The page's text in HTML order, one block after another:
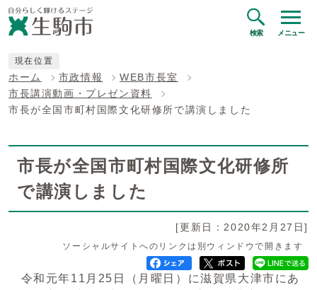
検索 メニュー
現在位置
ホーム 市政情報
WEB市長室
市長講演動画・プレゼン資料
市長が全国市町村国際文化研修所で講演しました
市長が全国市町村国際文化研修所
で講演しました
[更新日：2020年2月27日]
ソーシャルサイトへのリンクは別ウィンドウで開きます
令和元年11月25日（月曜日）に滋賀県大津市にあ